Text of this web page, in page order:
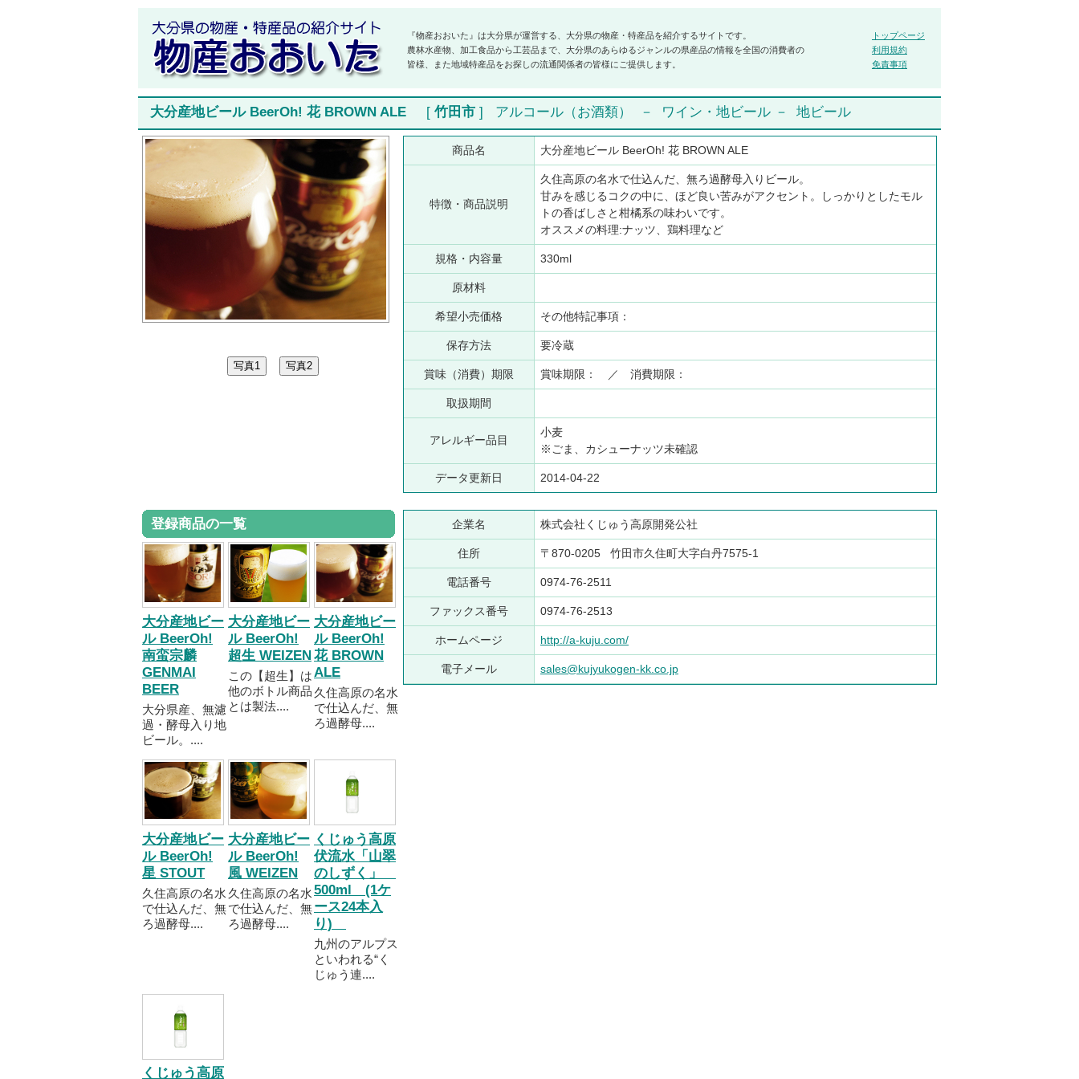
『物産おおいた』は大分県が運営する、大分県の物産・特産品を紹介するサイトです。
農林水産物、加工食品から工芸品まで、大分県のあらゆるジャンルの県産品の情報を全国の消費者の
皆様、また地域特産品をお探しの流通関係者の皆様にご提供します。
トップページ
利用規約
免責事項
大分産地ビール BeerOh! 花 BROWN ALE [ 竹田市 ] アルコール（お酒類） － ワイン・地ビール － 地ビール
商品名 大分産地ビール BeerOh! 花 BROWN ALE
特徴・商品説明
久住高原の名水で仕込んだ、無ろ過酵母入りビール。
甘みを感じるコクの中に、ほど良い苦みがアクセント。しっかりとしたモル
トの香ばしさと柑橘系の味わいです。
オススメの料理:ナッツ、鶏料理など
規格・内容量 330ml
原材料
希望小売価格 その他特記事項：
保存方法 要冷蔵
賞味（消費）期限 賞味期限： ／ 消費期限：
取扱期間
アレルギー品目
小麦
※ごま、カシューナッツ未確認
データ更新日 2014-04-22
登録商品の一覧
大分産地ビー
ル BeerOh!
南蛮宗麟
GENMAI
BEER
大分県産、無濾
過・酵母入り地
ビール。....
大分産地ビー
ル BeerOh!
超生 WEIZEN
この【超生】は
他のボトル商品
とは製法....
大分産地ビー
ル BeerOh!
花 BROWN
ALE
久住高原の名水
で仕込んだ、無
ろ過酵母....
大分産地ビー
ル BeerOh!
星 STOUT
久住高原の名水
で仕込んだ、無
ろ過酵母....
大分産地ビー
ル BeerOh!
風 WEIZEN
久住高原の名水
で仕込んだ、無
ろ過酵母....
くじゅう高原
伏流水「山翠
のしずく」
500ml (1ケ
ース24本入
り)
九州のアルプス
といわれる“く
じゅう連....
くじゅう高原
企業名 株式会社くじゅう高原開発公社
住所 〒870-0205 竹田市久住町大字白丹7575-1
電話番号 0974-76-2511
ファックス番号 0974-76-2513
ホームページ http://a-kuju.com/
電子メール sales@kujyukogen-kk.co.jp